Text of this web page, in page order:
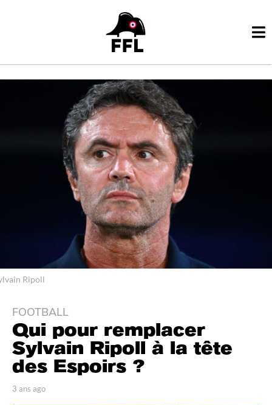
Ripoll
3
a
n
s
a
g
FOOTBALL
Qui pour remplacer
Sylvain Ripoll à la tête
des Espoirs ?
p
3 ans ago